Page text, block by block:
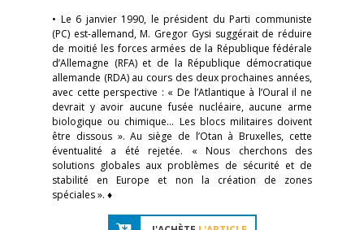
• Le 6 janvier 1990, le président du Parti communiste
(PC) est-allemand, M. Gregor Gysi suggérait de réduire
de moitié les forces armées de la République fédérale
d’Allemagne (RFA) et de la République démocratique
allemande (RDA) au cours des deux prochaines années,
avec cette perspective : « De l’Atlantique à l’Oural il ne
devrait y avoir aucune fusée nucléaire, aucune arme
biologique ou chimique… Les blocs militaires doivent
être dissous ». Au siège de l’Otan à Bruxelles, cette
éventualité a été rejetée. « Nous cherchons des
solutions globales aux problèmes de sécurité et de
stabilité en Europe et non la création de zones
spéciales ». ♦